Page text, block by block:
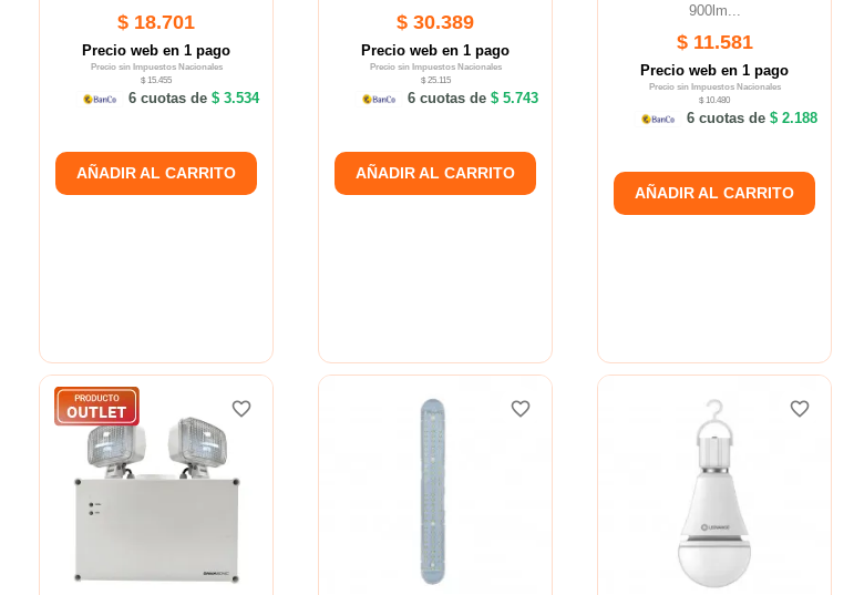
$ 18.701
Precio web en 1 pago
Precio sin Impuestos Nacionales
$ 15.455
6 cuotas de$ 3.534
AÑADIR AL CARRITO
$ 30.389
Precio web en 1 pago
Precio sin Impuestos Nacionales
$ 25.115
6 cuotas de$ 5.743
AÑADIR AL CARRITO
900lm...
$ 11.581
Precio web en 1 pago
Precio sin Impuestos Nacionales
$ 10.480
6 cuotas de$ 2.188
AÑADIR AL CARRITO
favorite_border
favorite_border favorite_border
favorite_border favorite_border
favorite_border